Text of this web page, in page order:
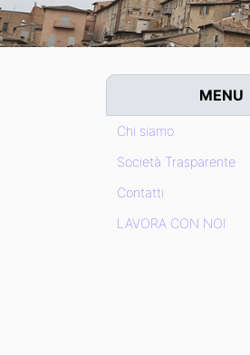
MENU
Chi siamo
Società Trasparente
Contatti
LAVORA CON NOI